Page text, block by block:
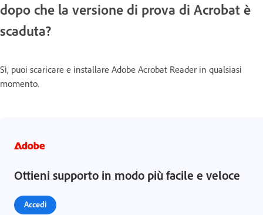
dopo che la versione di prova di Acrobat è
scaduta?
Sì, puoi scaricare e installare Adobe Acrobat Reader in qualsiasi
momento.
Ottieni supporto in modo più facile e veloce
Accedi